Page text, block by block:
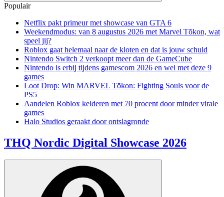
Populair
Netflix pakt primeur met showcase van GTA 6
Weekendmodus: van 8 augustus 2026 met Marvel Tōkon, wat
speel jij?
Roblox gaat helemaal naar de kloten en dat is jouw schuld
Nintendo Switch 2 verkoopt meer dan de GameCube
Nintendo is erbij tijdens gamescom 2026 en wel met deze 9
games
Loot Drop: Win MARVEL Tōkon: Fighting Souls voor de
PS5
Aandelen Roblox kelderen met 70 procent door minder virale
games
Halo Studios geraakt door ontslagronde
THQ Nordic Digital Showcase 2026